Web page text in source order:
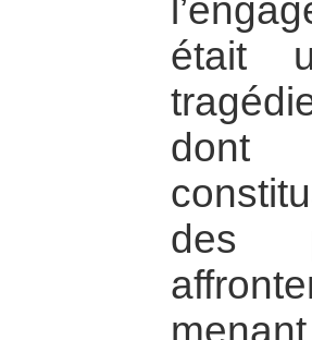
était
dont
des